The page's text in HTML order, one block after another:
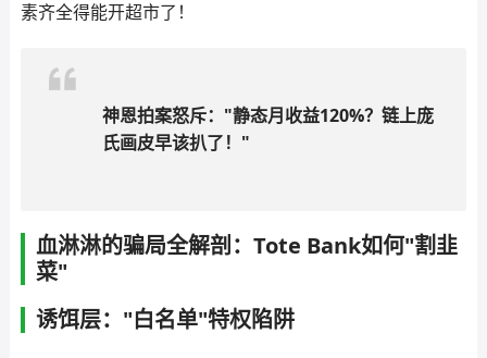
素齐全得能开超市了！
神恩拍案怒斥： "静态月收益120%？链上庞
氏画皮早该扒了！"
血淋淋的骗局全解剖：Tote Bank如何"割韭
菜"
诱饵层："白名单"特权陷阱